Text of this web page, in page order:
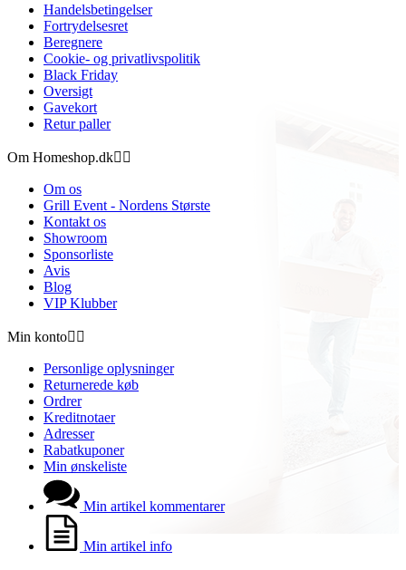
Handelsbetingelser
Fortrydelsesret
Beregnere
Cookie- og privatlivspolitik
Black Friday
Oversigt
Gavekort
Retur paller
Om Homeshop.dk 
Om os
Grill Event - Nordens Største
Kontakt os
Showroom
Sponsorliste
Avis
Blog
VIP Klubber
Min konto 
Personlige oplysninger
Returnerede køb
Ordrer
Kreditnotaer
Adresser
Rabatkuponer
Min ønskeliste
Min artikel kommentarer
Min artikel info